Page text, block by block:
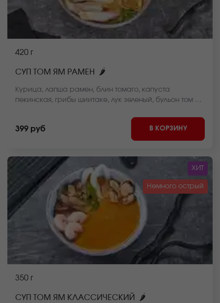
420 г
СУП ТОМ ЯМ РАМЕН 🌶
Курица, лапша рамен, блин томаго, капуста
пекинская, грибы шиитаке, лук зеленый, бульон том ям
399 руб В КОРЗИНУ
ХИТ
Немного острый
350 г
СУП ТОМ ЯМ КЛАССИЧЕСКИЙ 🌶